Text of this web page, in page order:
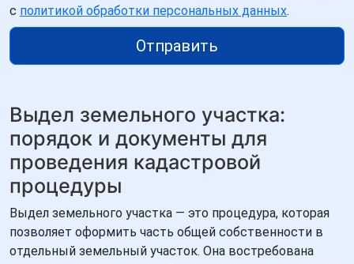
с политикой обработки персональных данных.
Отправить
Выдел земельного участка:
порядок и документы для
проведения кадастровой
процедуры
Выдел земельного участка — это процедура, которая
позволяет оформить часть общей собственности в
отдельный земельный участок. Она востребована